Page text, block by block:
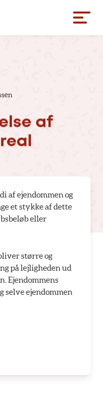
af
af ejendommen og
et stykke af dette
eller
større og
på lejligheden ud
Ejendommens
selve ejendommen